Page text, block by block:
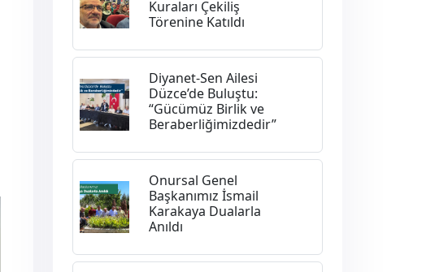
Kuraları Çekiliş
Törenine Katıldı
Diyanet-Sen Ailesi
Düzce’de Buluştu:
“Gücümüz Birlik ve
Beraberliğimizdedir”
Onursal Genel
Başkanımız İsmail
Karakaya Dualarla
Anıldı